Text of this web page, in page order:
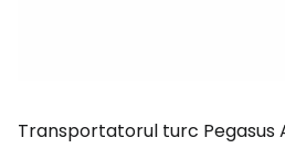
Transportatorul turc Pegasus